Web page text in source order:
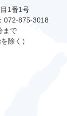
1番1号
072-875-3018
まで
除く）